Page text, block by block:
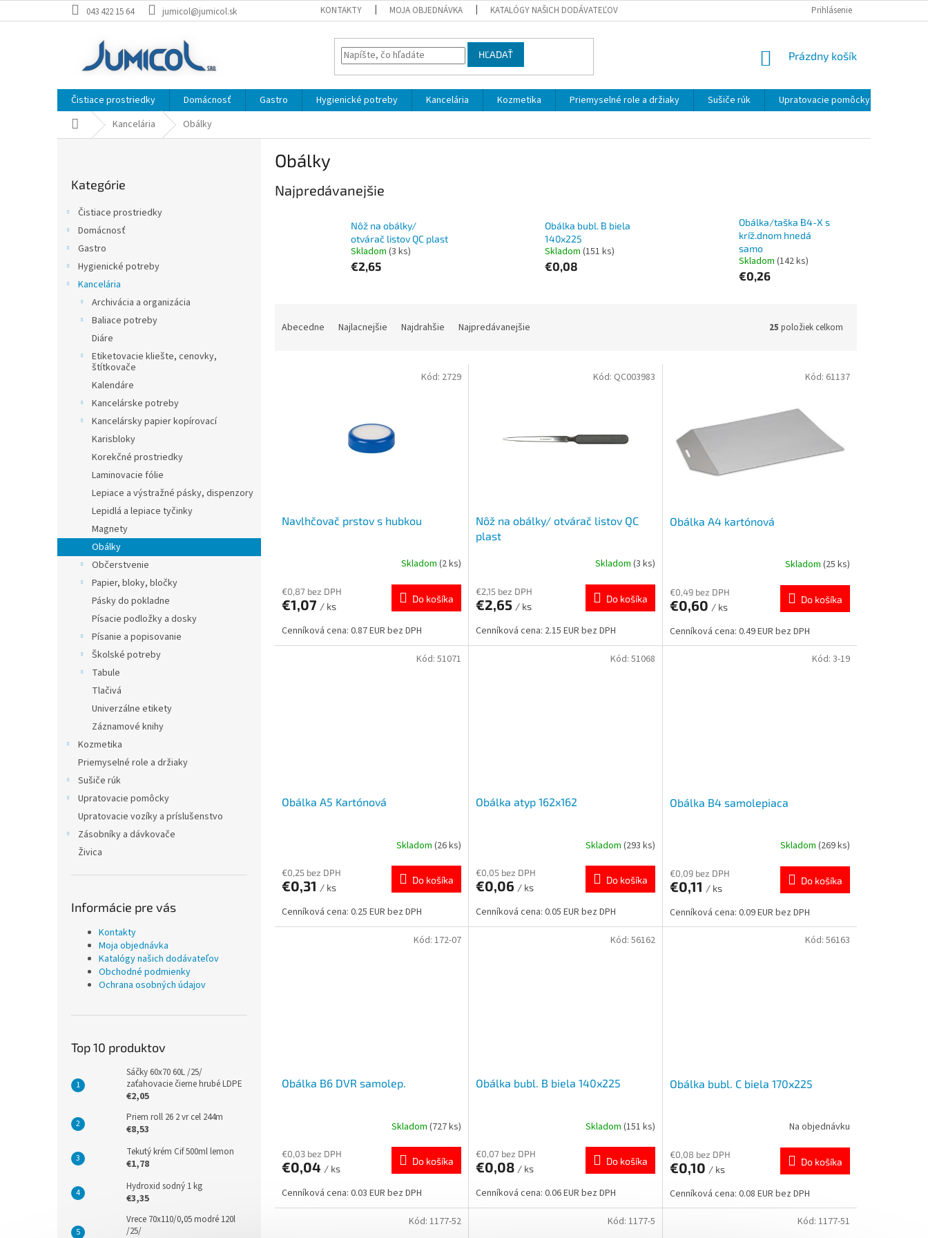
na
043 422 15 64 jumicol@jumicol.sk KONTAKTY MOJA OBJEDNÁVKA KATALÓGY NAŠICH DODÁVATEĽOV OCHRANA OSOBNÝCH ÚDAJOV
Prihlásenie
HĽADAŤ
NÁKUPNÝ
Prázdny košík
Čistiace prostriedky Domácnosť Gastro Hygienické potreby Kancelária Kozmetika Priemyselné role a držiaky Sušiče rúk Upratovacie pomôcky
DomovKancelária Obálky
kategórie
Kategórie
Čistiace prostriedky
Domácnosť
Gastro
Hygienické potreby
Kancelária
Archivácia a organizácia
Baliace potreby
Diáre
Etiketovacie kliešte, cenovky,
štítkovače
Kalendáre
Kancelárske potreby
Kancelársky papier kopírovací
Karisbloky
Korekčné prostriedky
Laminovacie fólie
Lepiace a výstražné pásky, dispenzory
Lepidlá a lepiace tyčinky
Magnety
Obálky
Občerstvenie
Papier, bloky, bločky
Pásky do pokladne
Písacie podložky a dosky
Písanie a popisovanie
Školské potreby
Tabule
Tlačivá
Univerzálne etikety
Záznamové knihy
Kozmetika
Priemyselné role a držiaky
Sušiče rúk
Upratovacie pomôcky
Upratovacie vozíky a príslušenstvo
Zásobníky a dávkovače
Živica
Informácie pre vás
Kontakty
Moja objednávka
Katalógy našich dodávateľov
Obchodné podmienky
Ochrana osobných údajov
Top 10 produktov
Sáčky 60x70 60L /25/
zaťahovacie čierne hrubé LDPE
€2,05
Priem roll 26 2 vr cel 244m
€8,53
Tekutý krém Cif 500ml lemon
€1,78
Hydroxid sodný 1 kg
€3,35
Vrece 70x110/0,05 modré 120l
/25/
Obálky
Najpredávanejšie
Nôž na obálky/
otvárač listov QC plast
Skladom (3 ks)
€2,65
Obálka bubl. B biela
140x225
Skladom (151 ks)
€0,08
Obálka/taška B4-X s
kríž.dnom hnedá
samo
Skladom (142 ks)
€0,26
Abecedne Najlacnejšie Najdrahšie Najpredávanejšie 25 položiek celkom
Navlhčovač prstov s hubkou
Skladom (2 ks)
€0,87 bez DPH
€1,07 / ks
Do košíka
Cenníková cena: 0.87 EUR bez DPH
Kód: 2729
Nôž na obálky/ otvárač listov QC
plast
Skladom (3 ks)
€2,15 bez DPH
€2,65 / ks
Do košíka
Cenníková cena: 2.15 EUR bez DPH
Kód: QC003983
Obálka A4 kartónová
Skladom (25 ks)
€0,49 bez DPH
€0,60 / ks
Do košíka
Cenníková cena: 0.49 EUR bez DPH
Kód: 61137
Obálka A5 Kartónová
Skladom (26 ks)
€0,25 bez DPH
€0,31 / ks
Do košíka
Cenníková cena: 0.25 EUR bez DPH
Kód: 51071
Obálka atyp 162x162
Skladom (293 ks)
€0,05 bez DPH
€0,06 / ks
Do košíka
Cenníková cena: 0.05 EUR bez DPH
Kód: 51068
Obálka B4 samolepiaca
Skladom (269 ks)
€0,09 bez DPH
€0,11 / ks
Do košíka
Cenníková cena: 0.09 EUR bez DPH
Kód: 3-19
Obálka B6 DVR samolep.
Skladom (727 ks)
€0,03 bez DPH
€0,04 / ks
Do košíka
Cenníková cena: 0.03 EUR bez DPH
Kód: 172-07
Obálka bubl. B biela 140x225
Skladom (151 ks)
€0,07 bez DPH
€0,08 / ks
Do košíka
Cenníková cena: 0.06 EUR bez DPH
Kód: 56162
Obálka bubl. C biela 170x225
Na objednávku
€0,08 bez DPH
€0,10 / ks
Do košíka
Cenníková cena: 0.08 EUR bez DPH
Kód: 56163
Kód: 1177-52 Kód: 1177-5 Kód: 1177-51